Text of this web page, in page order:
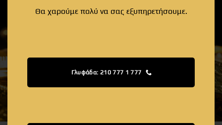
Θα χαρούμε πολύ να σας εξυπηρετήσουμε.
Γλυφάδα: 210 777 1 777